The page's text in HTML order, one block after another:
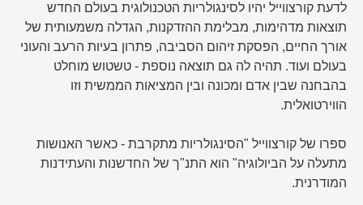
לדעת קורצווייל יהיו לסינגולריות הטכנולוגית בעולם החדש
תוצאות מדהימות, מבלימת ההזדקנות, הגדלה משמעותית של
אורך החיים, הפסקת זיהום הסביבה, פתרון בעיות הרעב והעוני
בעולם ועוד. תהיה לה גם תוצאה נוספת - טשטוש מוחלט
בהבחנה שבין אדם ומכונה ובין המציאות הממשית וזו
הווירטואלית.
ספרו של קורצווייל "הסינגולריות מתקרבת - כאשר האנושות
מתעלה על הביולוגיה" הוא התנ"ך של החדשנות והעתידנות
המודרנית.